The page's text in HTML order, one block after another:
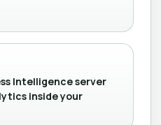
Intelligence server
inside your